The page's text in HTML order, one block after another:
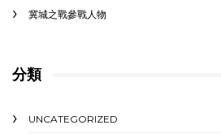
冀城之戰參戰人物
分類
UNCATEGORIZED